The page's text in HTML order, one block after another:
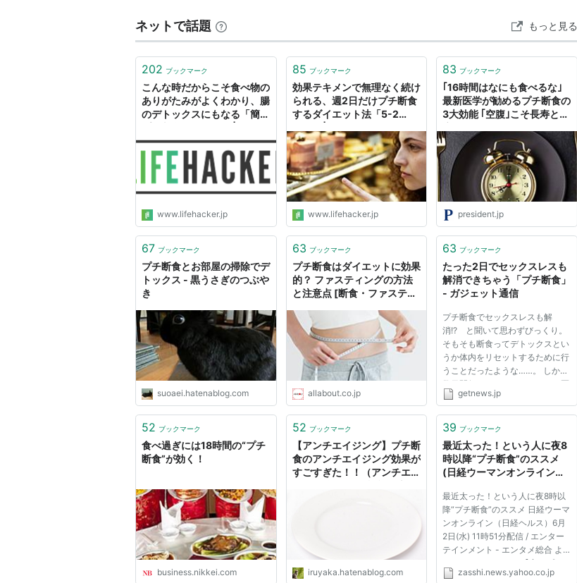
ネットで話題 もっと見る
202 ブックマーク
こんな時だからこそ食べ物の
ありがたみがよくわかり、腸
のデトックスにもなる「簡単
ハッカー・ジャパン
www.lifehacker.jp
85 ブックマーク
効果テキメンで無理なく続け
られる、週2日だけプチ断食
するダイエット法「5-2
ャパン
www.lifehacker.jp
83 ブックマーク
｢16時間はなにも食べるな｣
最新医学が勧めるプチ断食の
3大効能 ｢空腹｣こそ長寿と健
president.jp
67 ブックマーク
プチ断食とお部屋の掃除でデ
トックス - 黒うさぎのつぶや
き
suoaei.hatenablog.com
63 ブックマーク
プチ断食はダイエットに効果
的？ ファスティングの方法
と注意点 [断食・ファスティ
allabout.co.jp
63 ブックマーク
たった2日でセックスレスも
解消できちゃう「プチ断食」
- ガジェット通信
プチ断食でセックスレスも解
消!? と聞いて思わずびっくり。
そもそも断食ってデトックスとい
うか体内をリセットするために行
うことだったような……。 しかも
数日間何もたべちゃいけないし医
師の指導がいるし、やってみたい
では？ 今回紹介する断食は、期
間はたった2日間で毎食必ずヨー
グ...
getnews.jp
52 ブックマーク
食べ過ぎには18時間の“プチ
断食”が効く！
business.nikkei.com
52 ブックマーク
【アンチエイジング】プチ断
食のアンチエイジング効果が
すごすぎた！！（アンチエイ
iruyaka.hatenablog.com
39 ブックマーク
最近太った！という人に夜8
時以降“プチ断食”のススメ
(日経ウーマンオンライン
ュース
最近太った！という人に夜8時以
降“プチ断食”のススメ 日経ウーマ
ンオンライン（日経ヘルス）6月
2日(水) 11時51分配信 / エンター
テインメント - エンタメ総合 よ
るの・ぷちだんじき 【夜のプチ
断食】（名） 夜8時以降、朝起き
zasshi.news.yahoo.co.jp